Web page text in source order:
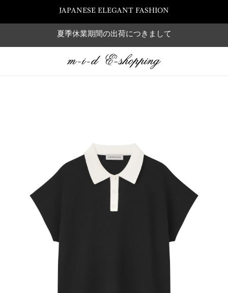
JAPANESE ELEGANT FASHION
夏季休業期間の出荷につきまして